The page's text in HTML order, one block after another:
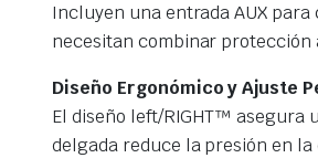
Incluyen una entrada AUX
necesitan combinar protección
Diseño Ergonómico y Ajuste
El diseño left/RIGHT™ asegura
delgada reduce la presión en